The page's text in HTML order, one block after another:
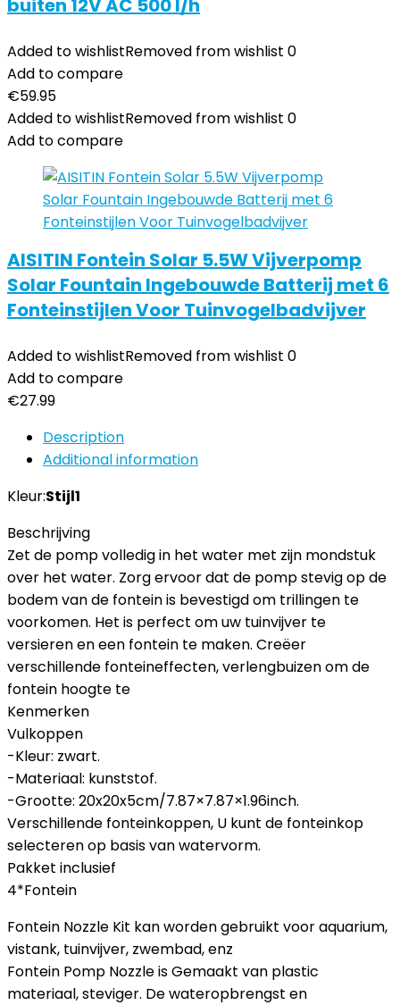
buiten 12V AC 500 l/h
Added to wishlistRemoved from wishlist 0
Add to compare
€59.95
Added to wishlistRemoved from wishlist 0
Add to compare
AISITIN Fontein Solar 5.5W Vijverpomp
Solar Fountain Ingebouwde Batterij met 6
Fonteinstijlen Voor Tuinvogelbadvijver
Added to wishlistRemoved from wishlist 0
Add to compare
€27.99
Description
Additional information
Kleur:Stijl1
Beschrijving
Zet de pomp volledig in het water met zijn mondstuk
over het water. Zorg ervoor dat de pomp stevig op de
bodem van de fontein is bevestigd om trillingen te
voorkomen. Het is perfect om uw tuinvijver te
versieren en een fontein te maken. Creëer
verschillende fonteineffecten, verlengbuizen om de
fontein hoogte te
Kenmerken
Vulkoppen
-Kleur: zwart.
-Materiaal: kunststof.
-Grootte: 20x20x5cm/7.87×7.87×1.96inch.
Verschillende fonteinkoppen, U kunt de fonteinkop
selecteren op basis van watervorm.
Pakket inclusief
4*Fontein
Fontein Nozzle Kit kan worden gebruikt voor aquarium,
vistank, tuinvijver, zwembad, enz
Fontein Pomp Nozzle is Gemaakt van plastic
materiaal, steviger. De wateropbrengst en